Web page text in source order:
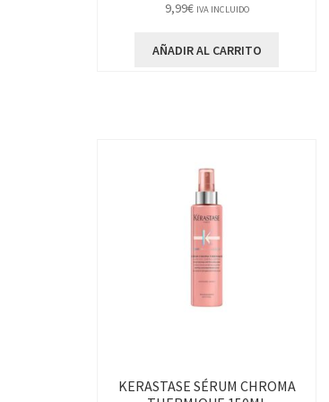
9,99€ IVA INCLUIDO
AÑADIR AL CARRITO
KERASTASE SÉRUM CHROMA